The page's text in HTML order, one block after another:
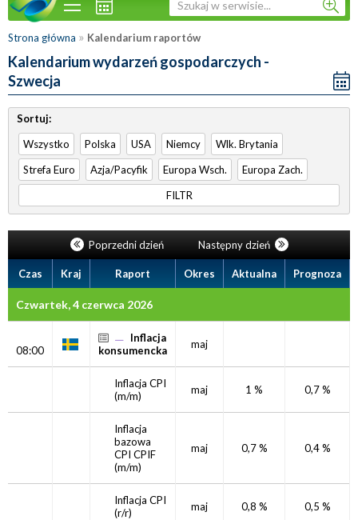
Strona główna » Kalendarium raportów
Kalendarium wydarzeń gospodarczych -
Szwecja
Sortuj:
Wszystko
Polska USA Niemcy
Wlk. Brytania
Strefa Euro
Azja/Pacyfik Europa Wsch.
Europa Zach.
FILTR
Poprzedni dzień Następny dzień
Czas Kraj Raport Okres Aktualna Prognoza
Czwartek, 4 czerwca 2026
08:00
Inflacja
konsumencka
maj
Inflacja CPI
(m/m)
maj 1 % 0,7 %
Inflacja
bazowa
CPI CPIF
(m/m)
maj 0,7 % 0,4 %
Inflacja CPI
(r/r)
maj 0,8 % 0,5 %